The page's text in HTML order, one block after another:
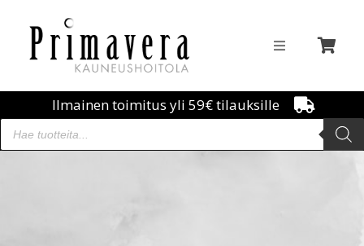
Ilmainen toimitus yli 59€ tilauksille